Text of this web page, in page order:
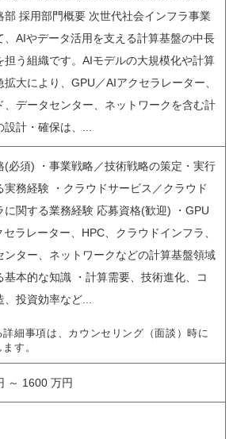
部 採用部門概要 次世代社会インフラ事業
、AIやデータ活用を支える計算基盤の中長
担う組織です。AIモデルの大規模化や計算
拡大により、GPU／AIアクセラレーター、
、データセンター、ネットワークを含む計
計・確保は、...
(必須) ・事業戦略／技術戦略の策定・実行
実務経験 ・クラウドサービス／クラウド
に関する業務経験 応募資格(歓迎) ・GPU
セラレーター、HPC、クラウドインフラ、
ンター、ネットワークなどの計算基盤領域
基本的な知識 ・計算需要、技術進化、コ
、投資効率など...
細事項は、カウンセリング（面談）時に
す。
～ 1600 万円